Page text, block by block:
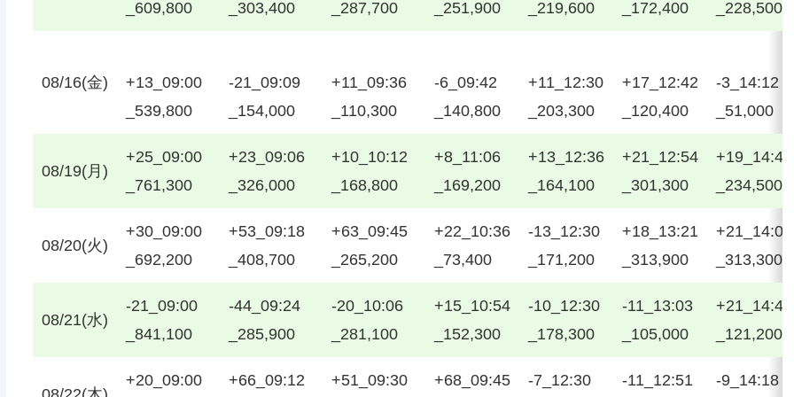
_609,800 _303,400 _287,700 _251,900 _219,600 _172,400 _228,500
08/16(金)
+13_09:00
_539,800
-21_09:09
_154,000
+11_09:36
_110,300
-6_09:42
_140,800
+11_12:30
_203,300
+17_12:42
_120,400
-3_14:12
_51,000
08/19(月)
+25_09:00
_761,300
+23_09:06
_326,000
+10_10:12
_168,800
+8_11:06
_169,200
+13_12:36
_164,100
+21_12:54
_301,300
+19_14:45
_234,500
08/20(火)
+30_09:00
_692,200
+53_09:18
_408,700
+63_09:45
_265,200
+22_10:36
_73,400
-13_12:30
_171,200
+18_13:21
_313,900
+21_14:00
_313,300
08/21(水)
-21_09:00
_841,100
-44_09:24
_285,900
-20_10:06
_281,100
+15_10:54
_152,300
-10_12:30
_178,300
-11_13:03
_105,000
+21_14:48
_121,200
+20_09:00 +66_09:12 +51_09:30 +68_09:45 -7_12:30 -11_12:51 -9_14:18